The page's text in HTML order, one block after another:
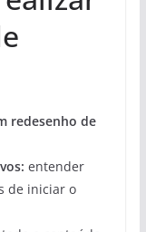
redesenho de
entender
de iniciar o